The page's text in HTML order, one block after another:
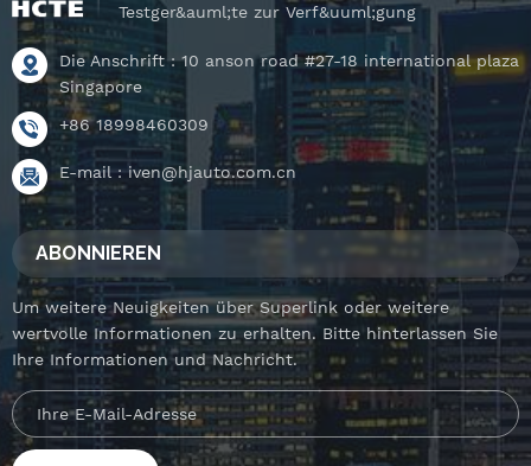
Testger&auml;te zur Verf&uuml;gung
Die Anschrift : 10 anson road #27-18 international plaza
Singapore
+86 18998460309
E-mail :iven@hjauto.com.cn
ABONNIEREN
Um weitere Neuigkeiten über Superlink oder weitere
wertvolle Informationen zu erhalten. Bitte hinterlassen Sie
Ihre Informationen und Nachricht.